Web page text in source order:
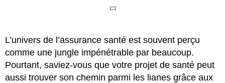
L’univers de l’assurance santé est souvent perçu
comme une jungle impénétrable par beaucoup.
Pourtant, saviez-vous que votre projet de santé peut
aussi trouver son chemin parmi les lianes grâce aux